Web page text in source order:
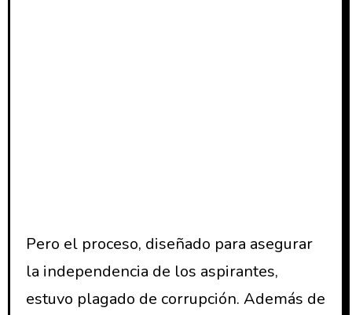
Pero el proceso, diseñado para asegurar
la independencia de los aspirantes,
estuvo plagado de corrupción. Además de